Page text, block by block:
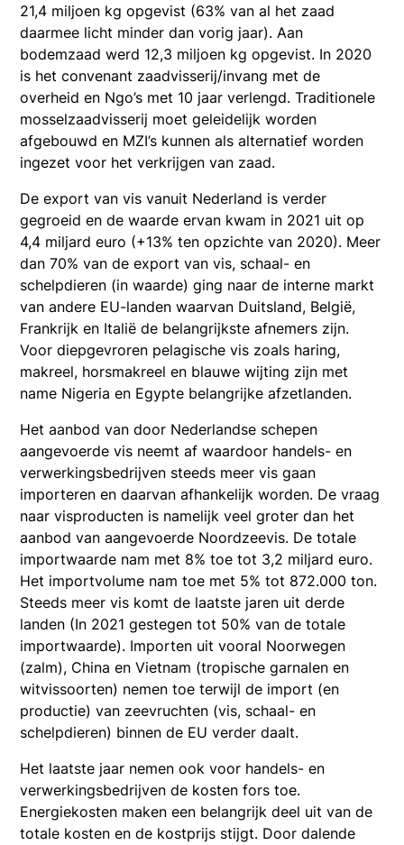
21,4 miljoen kg opgevist (63% van al het zaad
daarmee licht minder dan vorig jaar). Aan
bodemzaad werd 12,3 miljoen kg opgevist. In 2020
is het convenant zaadvisserij/invang met de
overheid en Ngo’s met 10 jaar verlengd. Traditionele
mosselzaadvisserij moet geleidelijk worden
afgebouwd en MZI’s kunnen als alternatief worden
ingezet voor het verkrijgen van zaad.
De export van vis vanuit Nederland is verder
gegroeid en de waarde ervan kwam in 2021 uit op
4,4 miljard euro (+13% ten opzichte van 2020). Meer
dan 70% van de export van vis, schaal- en
schelpdieren (in waarde) ging naar de interne markt
van andere EU-landen waarvan Duitsland, België,
Frankrijk en Italië de belangrijkste afnemers zijn.
Voor diepgevroren pelagische vis zoals haring,
makreel, horsmakreel en blauwe wijting zijn met
name Nigeria en Egypte belangrijke afzetlanden.
Het aanbod van door Nederlandse schepen
aangevoerde vis neemt af waardoor handels- en
verwerkingsbedrijven steeds meer vis gaan
importeren en daarvan afhankelijk worden. De vraag
naar visproducten is namelijk veel groter dan het
aanbod van aangevoerde Noordzeevis. De totale
importwaarde nam met 8% toe tot 3,2 miljard euro.
Het importvolume nam toe met 5% tot 872.000 ton.
Steeds meer vis komt de laatste jaren uit derde
landen (In 2021 gestegen tot 50% van de totale
importwaarde). Importen uit vooral Noorwegen
(zalm), China en Vietnam (tropische garnalen en
witvissoorten) nemen toe terwijl de import (en
productie) van zeevruchten (vis, schaal- en
schelpdieren) binnen de EU verder daalt.
Het laatste jaar nemen ook voor handels- en
verwerkingsbedrijven de kosten fors toe.
Energiekosten maken een belangrijk deel uit van de
totale kosten en de kostprijs stijgt. Door dalende